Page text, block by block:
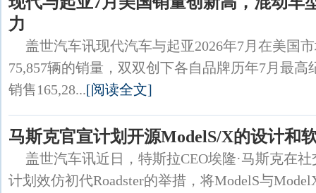
力
盖世汽车讯现代汽车与起亚2026年7月在美国
75,857辆的销量，双双创下各自品牌历年7月最
销售165,28...[阅读全文]
马斯克官宣计划开源ModelS/X的设计和
盖世汽车讯近日，特斯拉CEO埃隆·马斯克在
计划效仿初代Roadster的举措，将ModelS与